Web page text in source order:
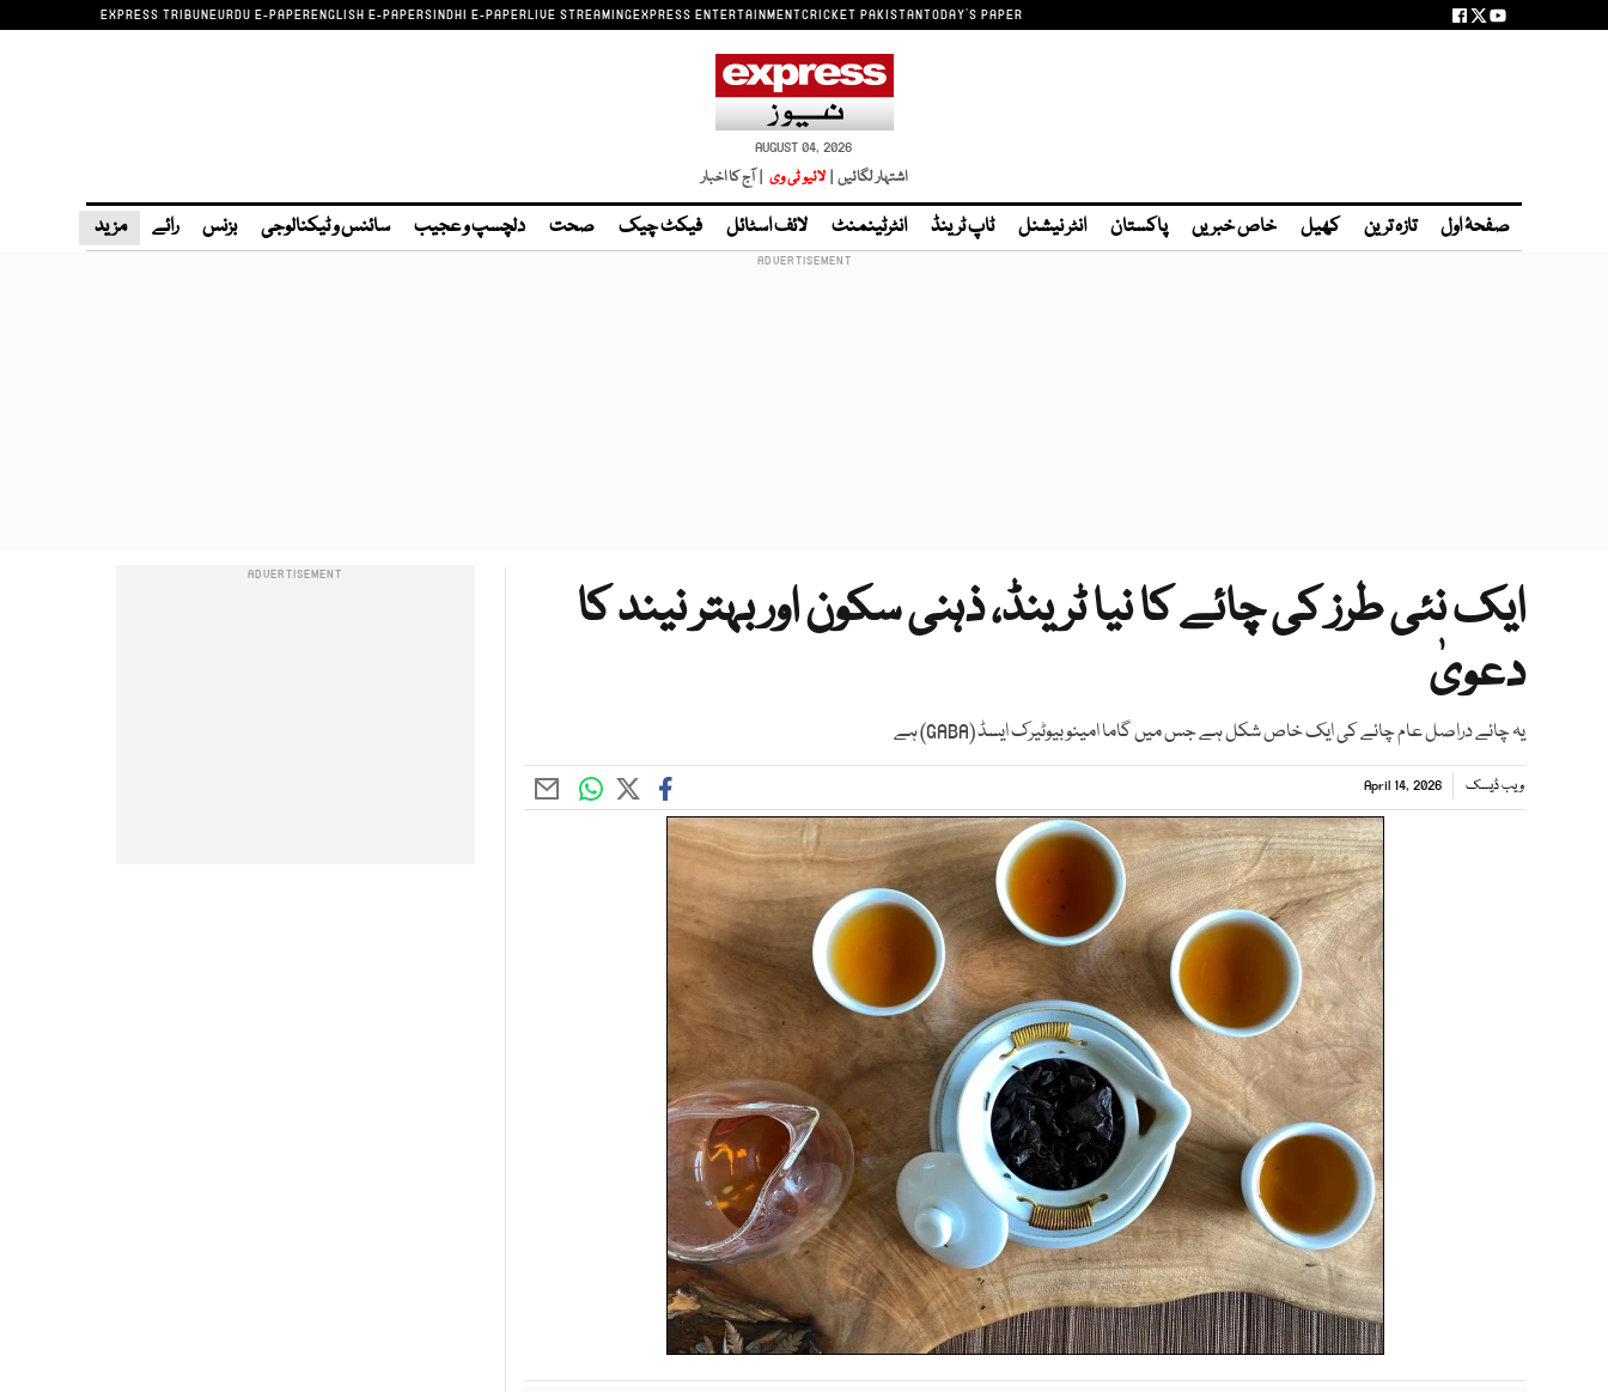
EXPRESS TRIBUNEURDU E-PAPERENGLISH E-PAPERSINDHI E-PAPERLIVE STREAMINGEXPRESS ENTERTAINMENTCRICKET PAKISTANTODAY'S PAPER
AUGUST 04, 2026
اشتہار لگائیں | لائیو ٹی وی | آج کا اخبار
صفحۂ اول تازہ ترین کھیل خاص خبریں پاکستان انٹر نیشنل ٹاپ ٹرینڈ انٹرٹینمنٹ لائف اسٹائل فیکٹ چیک صحت دلچسپ و عجیب سائنس و ٹیکنالوجی بزنس رائے مزید
ایک نئی طرز کی چائے کا نیا ٹرینڈ، ذہنی سکون اور بہتر نیند کا
دعویٰ
یہ چائے دراصل عام چائے کی ایک خاص شکل ہے جس میں گاما امینو بیوٹیرک ایسڈ (GABA) ہے
ویب ڈیسک April 14, 2026